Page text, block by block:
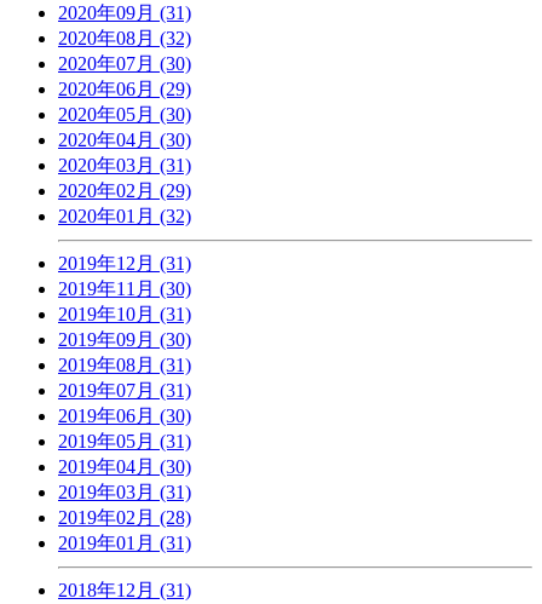
2020年09月 (31)
2020年08月 (32)
2020年07月 (30)
2020年06月 (29)
2020年05月 (30)
2020年04月 (30)
2020年03月 (31)
2020年02月 (29)
2020年01月 (32)
2019年12月 (31)
2019年11月 (30)
2019年10月 (31)
2019年09月 (30)
2019年08月 (31)
2019年07月 (31)
2019年06月 (30)
2019年05月 (31)
2019年04月 (30)
2019年03月 (31)
2019年02月 (28)
2019年01月 (31)
2018年12月 (31)